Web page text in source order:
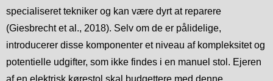
specialiseret tekniker og kan være dyrt at reparere
(Giesbrecht et al., 2018). Selv om de er pålidelige,
introducerer disse komponenter et niveau af kompleksitet og
potentielle udgifter, som ikke findes i en manuel stol. Ejeren
af en elektrisk kørestol skal budgettere med denne